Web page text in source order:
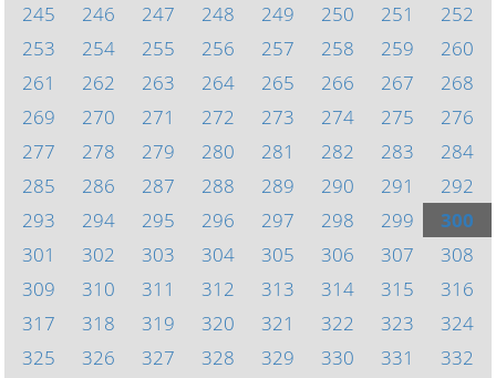
245
246 247 248 249 250 251
252
253
254 255 256 257 258 259
260
261
262 263 264 265 266 267
268
269
270 271 272 273 274 275
276
277
278 279 280 281 282 283
284
285
286 287 288 289 290 291
292
293
294 295 296 297 298 299
300
301
302 303 304 305 306 307
308
309
310 311 312 313 314 315
316
317
318 319 320 321 322 323
324
325
326 327 328 329 330 331
332